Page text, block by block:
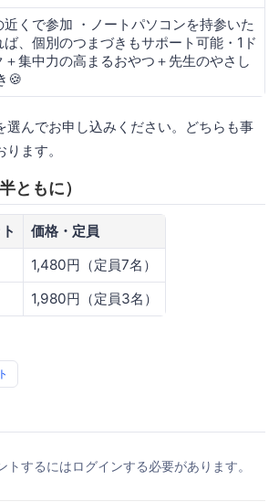
近くで参加 ・ノートパソコンを持参いた
ば、個別のつまづきもサポート可能・1ド
＋集中力の高まるおやつ＋先生のやさし
🍪
選んでお申し込みください。どちらも事
ます。
ともに）
価格・定員
1,480円（定員7名）
1,980円（定員3名）
トするにはログインする必要があります。